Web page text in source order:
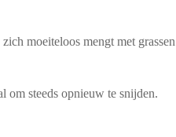
moeiteloos mengt met grassen
om steeds opnieuw te snijden.